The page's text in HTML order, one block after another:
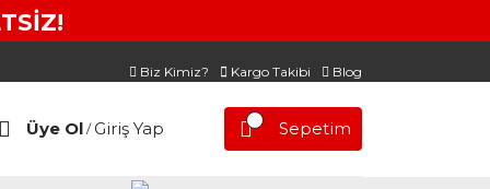
Biz Kimiz? Kargo Takibi Blog
Üye Ol / Giriş Yap Sepetim